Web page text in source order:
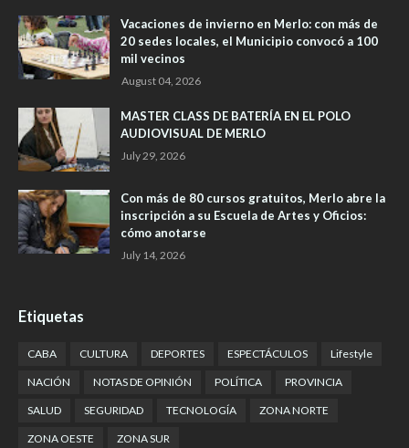
Vacaciones de invierno en Merlo: con más de
20 sedes locales, el Municipio convocó a 100
mil vecinos
August 04, 2026
MASTER CLASS DE BATERÍA EN EL POLO
AUDIOVISUAL DE MERLO
July 29, 2026
Con más de 80 cursos gratuitos, Merlo abre la
inscripción a su Escuela de Artes y Oficios:
cómo anotarse
July 14, 2026
Etiquetas
CABA CULTURA DEPORTES ESPECTÁCULOS Lifestyle
NACIÓN NOTAS DE OPINIÓN POLÍTICA PROVINCIA
SALUD SEGURIDAD TECNOLOGÍA ZONA NORTE
ZONA OESTE ZONA SUR